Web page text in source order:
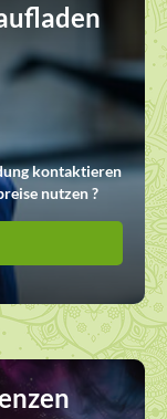
kontaktieren
nutzen ?